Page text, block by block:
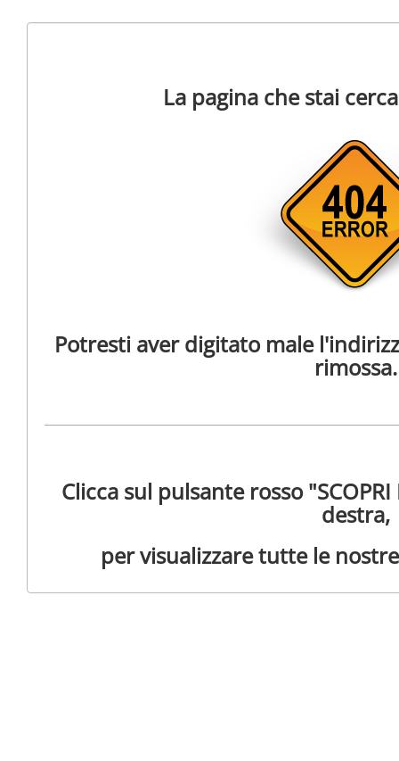
La pagina che stai
Potresti aver digitato male
rimossa.
Clicca sul pulsante rosso
destra,
per visualizzare tutte le